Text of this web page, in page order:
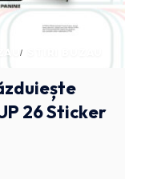
26 Sticker